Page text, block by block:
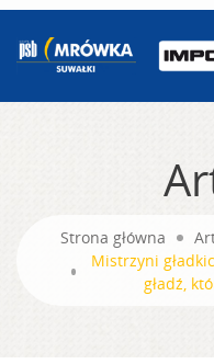
Strona główna
Mistrzyni
gładź,